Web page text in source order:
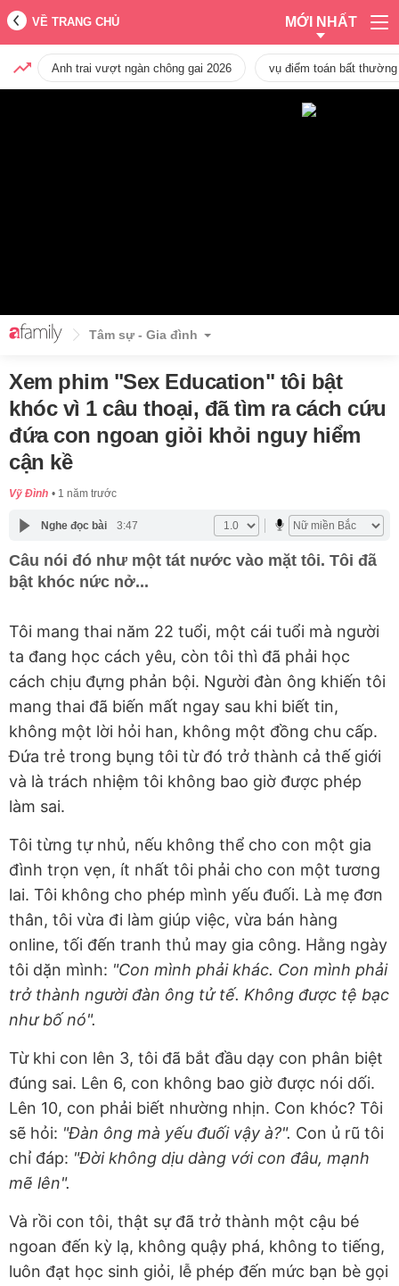
VỀ TRANG CHỦ MỚI NHẤT
Anh trai vượt ngàn chông gai 2026 vụ điểm toán bất
Tâm sự - Gia đình
Xem phim "Sex Education" tôi bật
khóc vì 1 câu thoại, đã tìm ra cách cứu
đứa con ngoan giỏi khỏi nguy hiểm
cận kề
Vỹ Đình 1 năm trước
Nghe đọc bài 3:47
Câu nói đó như một tát nước vào mặt tôi. Tôi đã
bật khóc nức nở...
Tôi mang thai năm 22 tuổi, một cái tuổi mà người
ta đang học cách yêu, còn tôi thì đã phải học
cách chịu đựng phản bội. Người đàn ông khiến tôi
mang thai đã biến mất ngay sau khi biết tin,
không một lời hỏi han, không một đồng chu cấp.
Đứa trẻ trong bụng tôi từ đó trở thành cả thế giới
và là trách nhiệm tôi không bao giờ được phép
làm sai.
Tôi từng tự nhủ, nếu không thể cho con một gia
đình trọn vẹn, ít nhất tôi phải cho con một tương
lai. Tôi không cho phép mình yếu đuối. Là mẹ đơn
thân, tôi vừa đi làm giúp việc, vừa bán hàng
online, tối đến tranh thủ may gia công. Hằng ngày
tôi dặn mình: "Con mình phải khác. Con mình phải
trở thành người đàn ông tử tế. Không được tệ bạc
như bố nó".
Từ khi con lên 3, tôi đã bắt đầu dạy con phân biệt
đúng sai. Lên 6, con không bao giờ được nói dối.
Lên 10, con phải biết nhường nhịn. Con khóc? Tôi
sẽ hỏi: "Đàn ông mà yếu đuối vậy à?". Con ủ rũ tôi
chỉ đáp: "Đời không dịu dàng với con đâu, mạnh
mẽ lên".
Và rồi con tôi, thật sự đã trở thành một cậu bé
ngoan đến kỳ lạ, không quậy phá, không to tiếng,
luôn đạt học sinh giỏi, lễ phép đến mức bạn bè gọi